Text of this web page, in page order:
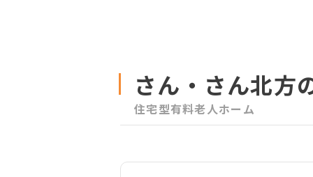
さん・さん北方
住宅型有料老人ホーム